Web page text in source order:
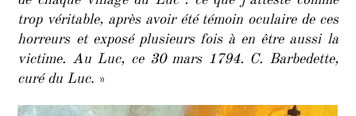
trop véritable, après avoir été témoin oculaire de ces
horreurs et exposé plusieurs fois à en être aussi la
victime. Au Luc, ce 30 mars 1794. C. Barbedette,
curé du Luc. »